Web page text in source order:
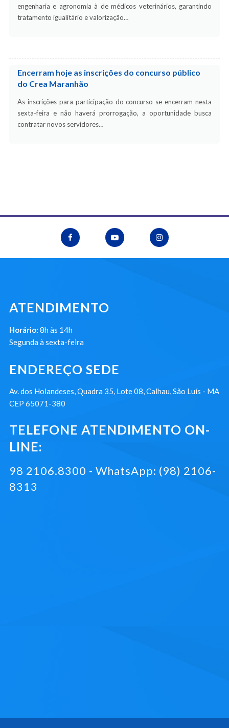
engenharia e agronomia à de médicos veterinários, garantindo
tratamento igualitário e valorização…
Encerram hoje as inscrições do concurso público
do Crea Maranhão
As inscrições para participação do concurso se encerram nesta
sexta-feira e não haverá prorrogação, a oportunidade busca
contratar novos servidores…
ATENDIMENTO
Horário: 8h às 14h
Segunda à sexta-feira
ENDEREÇO SEDE
Av. dos Holandeses, Quadra 35, Lote 08, Calhau, São Luís - MA
CEP 65071-380
TELEFONE ATENDIMENTO ON-
LINE:
98 2106.8300 - WhatsApp: (98) 2106-
8313